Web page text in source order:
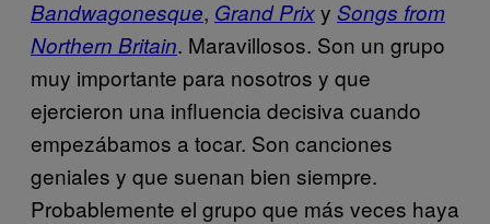
Bandwagonesque, Grand Prixy Songs from
Northern Britain. Maravillosos. Son un grupo
muy importante para nosotros y que
ejercieron una influencia decisiva cuando
empezábamos a tocar. Son canciones
geniales y que suenan bien siempre.
Probablemente el grupo que más veces haya